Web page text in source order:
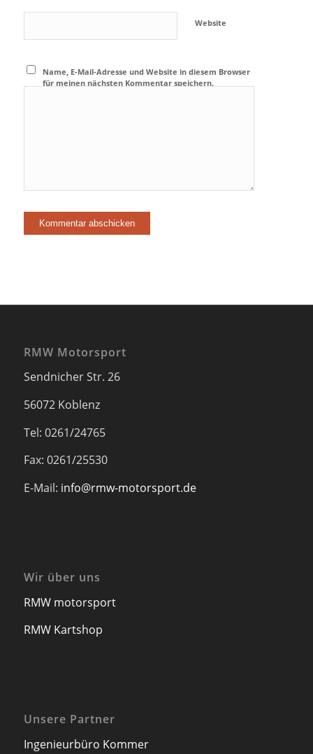
Website
Name, E-Mail-Adresse und Website in diesem Browser
für meinen nächsten Kommentar speichern.
RMW Motorsport
Sendnicher Str. 26
56072 Koblenz
Tel: 0261/24765
Fax: 0261/25530
E-Mail: info@rmw-motorsport.de
Wir über uns
RMW motorsport
RMW Kartshop
Unsere Partner
Ingenieurbüro Kommer